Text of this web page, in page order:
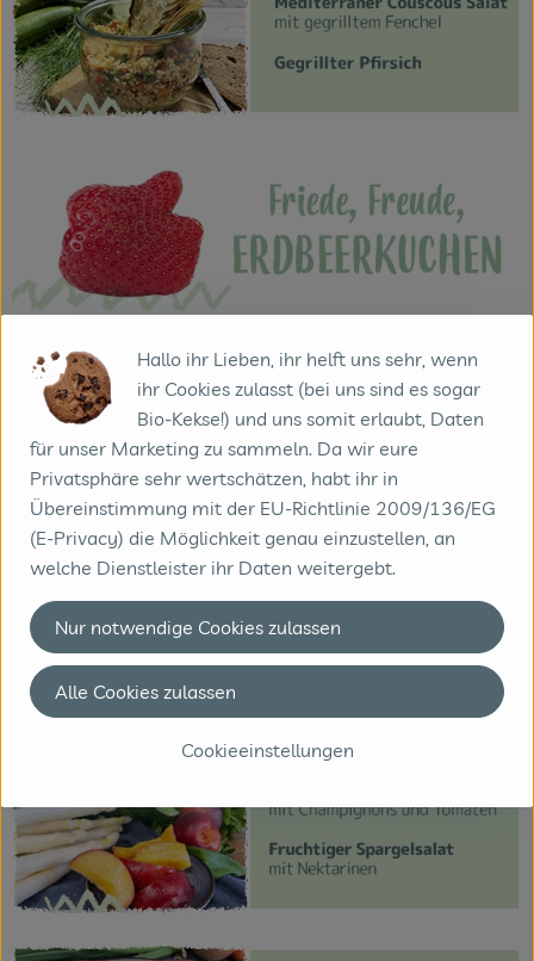
Hallo ihr Lieben, ihr helft uns sehr, wenn
ihr Cookies zulasst (bei uns sind es sogar
Bio-Kekse!) und uns somit erlaubt, Daten
für unser Marketing zu sammeln. Da wir eure
Privatsphäre sehr wertschätzen, habt ihr in
Übereinstimmung mit der EU-Richtlinie 2009/136/EG
(E-Privacy) die Möglichkeit genau einzustellen, an
welche Dienstleister ihr Daten weitergebt.
Cookieeinstellungen
Nur notwendige Cookies zulassen
Alle Cookies zulassen